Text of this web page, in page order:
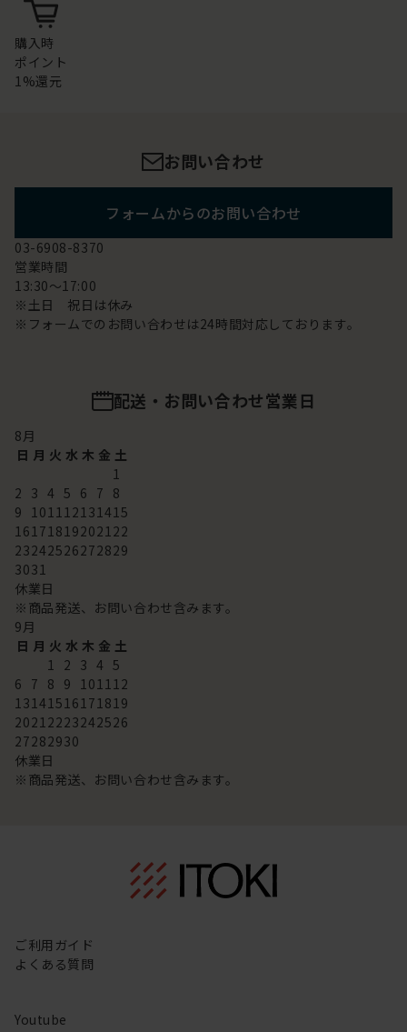
購入時
ポイント
1%還元
お問い合わせ
フォームからのお問い合わせ
03-6908-8370
営業時間
13:30～17:00
※土日 祝日は休み
※フォームでのお問い合わせは24時間対応しております。
配送・お問い合わせ営業日
8月
日 月 火 水 木 金 土
1
2 3 4 5 6 7 8
9 101112131415
16171819202122
23242526272829
3031
休業日
※商品発送、お問い合わせ含みます。
9月
日 月 火 水 木 金 土
1 2 3 4 5
6 7 8 9 101112
13141516171819
20212223242526
27282930
休業日
※商品発送、お問い合わせ含みます。
ご利用ガイド
よくある質問
Youtube